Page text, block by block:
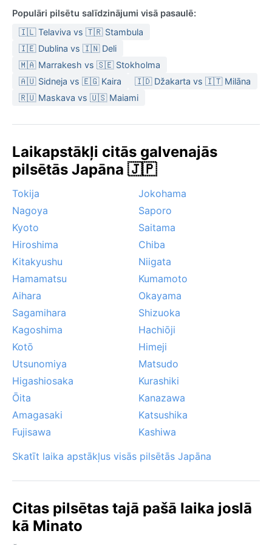
Populāri pilsētu salīdzinājumi visā pasaulē:
🇮🇱 Telaviva vs 🇹🇷 Stambula
🇮🇪 Dublina vs 🇮🇳 Deli
🇲🇦 Marrakesh vs 🇸🇪 Stokholma
🇦🇺 Sidneja vs 🇪🇬 Kaira
🇮🇩 Džakarta vs 🇮🇹 Milāna
🇷🇺 Maskava vs 🇺🇸 Maiami
Laikapstākļi citās galvenajās
pilsētās Japāna 🇯🇵
Tokija
Jokohama
Nagoya
Saporo
Kyoto
Saitama
Hiroshima
Chiba
Kitakyushu
Niigata
Hamamatsu
Kumamoto
Aihara
Okayama
Sagamihara
Shizuoka
Kagoshima
Hachiōji
Kotō
Himeji
Utsunomiya
Matsudo
Higashiosaka
Kurashiki
Ōita
Kanazawa
Amagasaki
Katsushika
Fujisawa
Kashiwa
Skatīt laika apstākļus visās pilsētās Japāna
Citas pilsētas tajā pašā laika joslā
kā Minato